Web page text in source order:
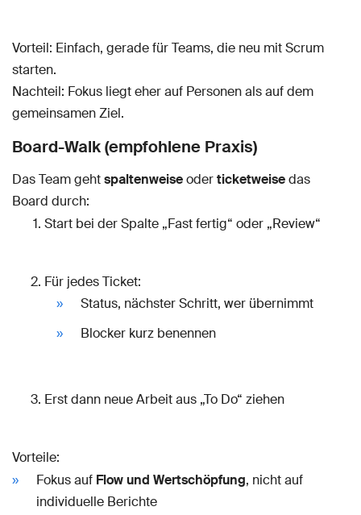
Vorteil: Einfach, gerade für Teams, die neu mit Scrum
starten.
Nachteil: Fokus liegt eher auf Personen als auf dem
gemeinsamen Ziel.
Board-Walk (empfohlene Praxis)
Das Team gehtspaltenweiseoderticketweisedas
Board durch:
Start bei der Spalte „Fast fertig“ oder „Review“
Für jedes Ticket:
Status, nächster Schritt, wer übernimmt
Blocker kurz benennen
Erst dann neue Arbeit aus „To Do“ ziehen
Vorteile:
Fokus auf Flow und Wertschöpfung, nicht auf
individuelle Berichte